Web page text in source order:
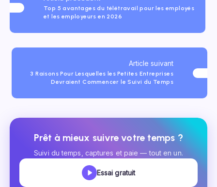
Top 5 avantages du télétravail pour les employés
et les employeurs en 2026
Article suivant
3 Raisons Pour Lesquelles les Petites Entreprises
Devraient Commencer le Suivi du Temps
Prêt à mieux suivre votre temps ?
Suivi du temps, captures et paie — tout en un.
Essai gratuit